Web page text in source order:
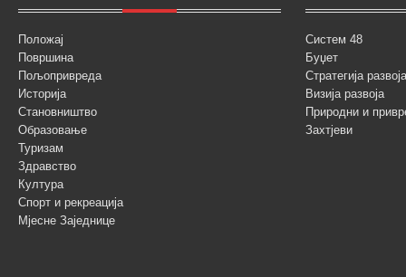
Положај
Површина
Пољопривреда
Историја
Становништво
Образовање
Туризам
Здравство
Култура
Спорт и рекреација
Мјесне Заједнице
Систем 48
Буџет
Стратегија
Визија развоја
Природни и
Захтјеви